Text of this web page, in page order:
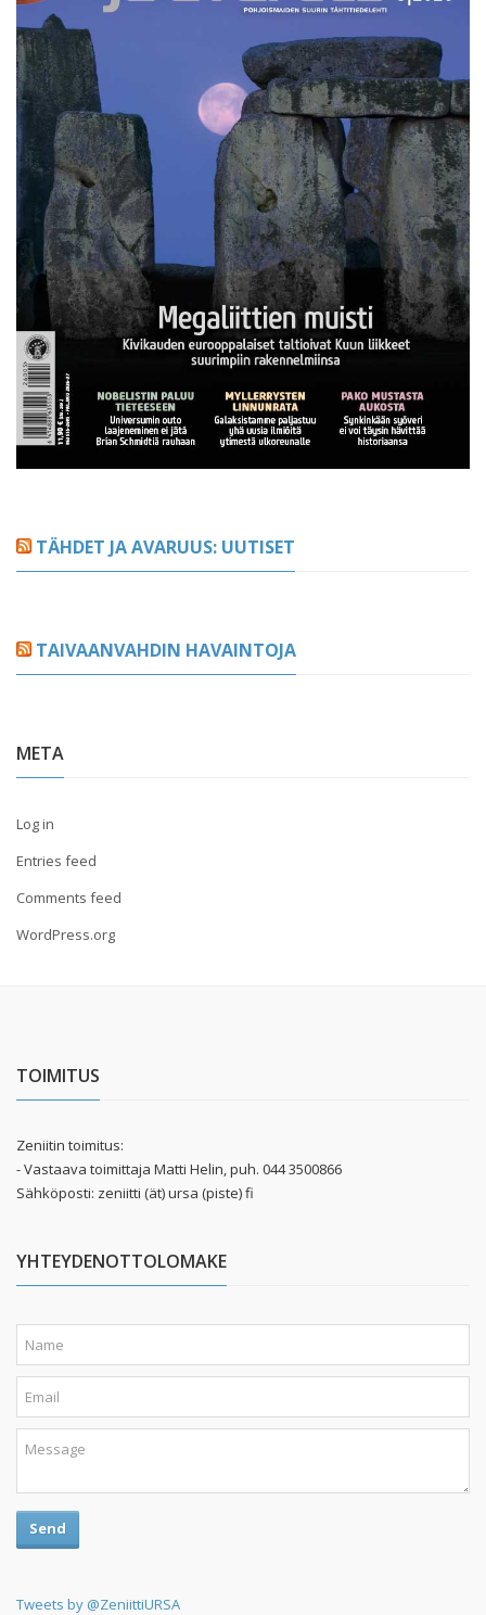
TÄHDET JA AVARUUS: UUTISET
TAIVAANVAHDIN HAVAINTOJA
META
Log in
Entries feed
Comments feed
WordPress.org
TOIMITUS
Zeniitin toimitus:
- Vastaava toimittaja Matti Helin, puh. 044 3500866
Sähköposti: zeniitti (ät) ursa (piste) fi
YHTEYDENOTTOLOMAKE
Send
Tweets by @ZeniittiURSA